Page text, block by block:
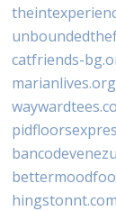
catfriends-
marianlives.org
hingstonnt.com